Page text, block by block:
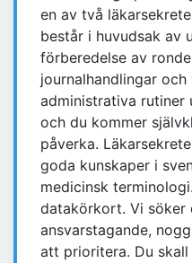
en av två
består i huvudsak av
förberedelse av
journalhandlingar
administrativa rutiner
och du kommer
påverka.
goda kunskaper i
medicinsk
datakörkort. Vi söker
ansvarstagande,
att prioritera. Du skall